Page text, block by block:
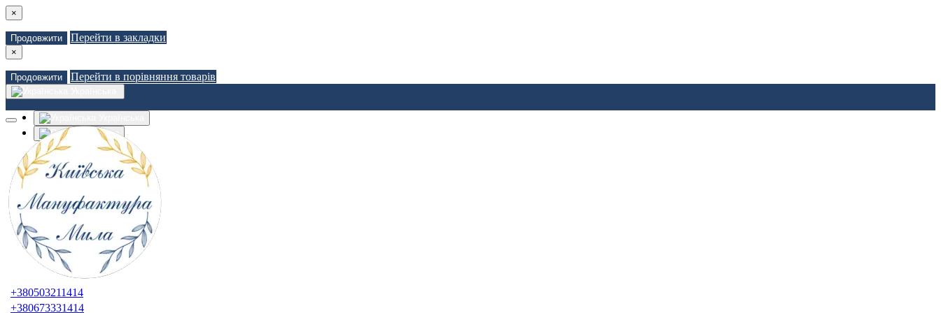
×
Продовжити Перейти в закладки
×
Продовжити Перейти в порівняння товарів
Russian
Закладки (0)
Порівняння товарів (0)
Зв'язатися з нами
Авторизація
Реєстрація
+380503211414
+380673331414